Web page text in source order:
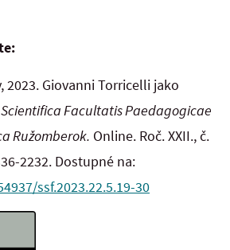
2023. Giovanni Torricelli jako
Facultatis Paedagogicae
Ružomberok. Online. Roč. XXII., č.
2232. Dostupné na:
ssf.2023.22.5.19-30